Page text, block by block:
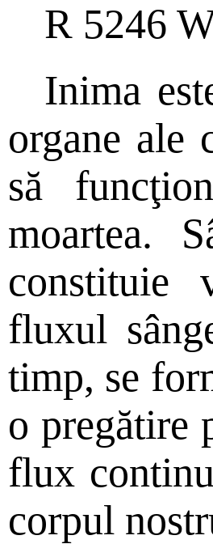
R 5246
Inima
organe ale
să
moartea.
constituie
fluxul
timp, se
o pregătire
flux
corpul